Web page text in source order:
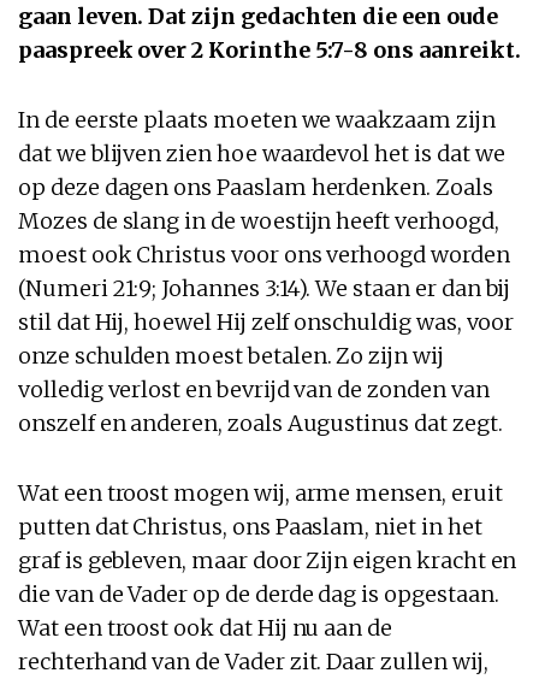
gaan leven. Dat zijn gedachten die een oude
paaspreek over 2 Korinthe 5:7-8 ons aanreikt.
In de eerste plaats moeten we waakzaam zijn
dat we blijven zien hoe waardevol het is dat we
op deze dagen ons Paaslam herdenken. Zoals
Mozes de slang in de woestijn heeft verhoogd,
moest ook Christus voor ons verhoogd worden
(Numeri 21:9; Johannes 3:14). We staan er dan bij
stil dat Hij, hoewel Hij zelf onschuldig was, voor
onze schulden moest betalen. Zo zijn wij
volledig verlost en bevrijd van de zonden van
onszelf en anderen, zoals Augustinus dat zegt.
Wat een troost mogen wij, arme mensen, eruit
putten dat Christus, ons Paaslam, niet in het
graf is gebleven, maar door Zijn eigen kracht en
die van de Vader op de derde dag is opgestaan.
Wat een troost ook dat Hij nu aan de
rechterhand van de Vader zit. Daar zullen wij,